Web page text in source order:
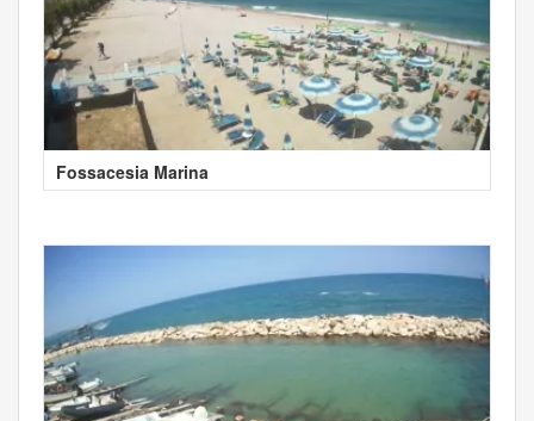
Fossacesia Marina